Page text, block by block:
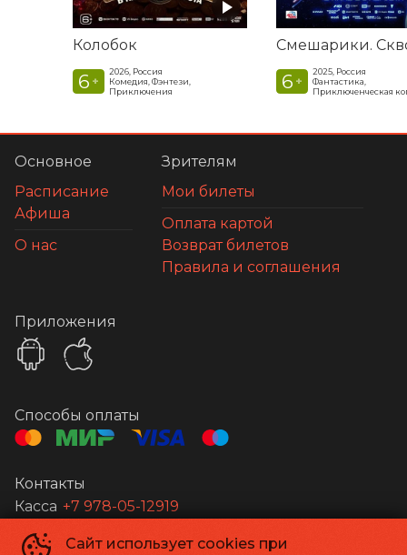
Колобок
6 +
2026, Россия
Комедия, Фэнтези,
Приключения
6 +
2025, Россия
Фантастика,
Приключенческая
Сайт использует cookies при
Основное
Расписание
Афиша
О нас
Зрителям
Мои билеты
Оплата картой
Возврат билетов
Правила и соглашения
Приложения
Способы оплаты
Контакты
Касса +7 978-05-12919